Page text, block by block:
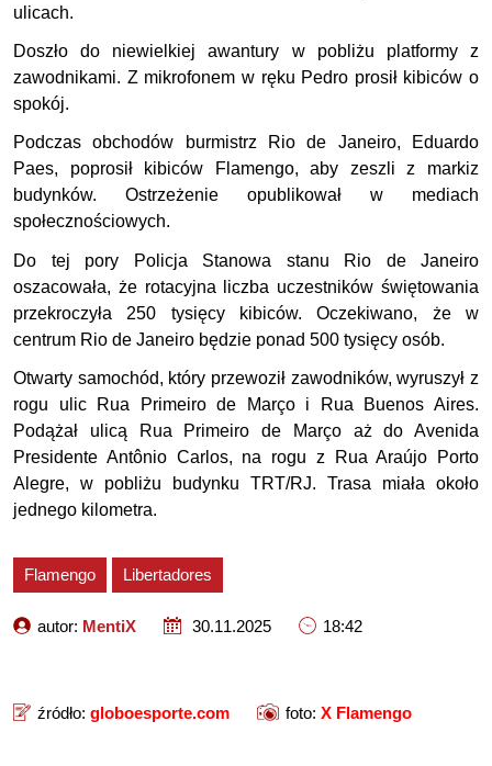
ulicach.
Doszło do niewielkiej awantury w pobliżu platformy z
zawodnikami. Z mikrofonem w ręku Pedro prosił kibiców o
spokój.
Podczas obchodów burmistrz Rio de Janeiro, Eduardo
Paes, poprosił kibiców Flamengo, aby zeszli z markiz
budynków. Ostrzeżenie opublikował w mediach
społecznościowych.
Do tej pory Policja Stanowa stanu Rio de Janeiro
oszacowała, że rotacyjna liczba uczestników świętowania
przekroczyła 250 tysięcy kibiców. Oczekiwano, że w
centrum Rio de Janeiro będzie ponad 500 tysięcy osób.
Otwarty samochód, który przewoził zawodników, wyruszył z
rogu ulic Rua Primeiro de Março i Rua Buenos Aires.
Podążał ulicą Rua Primeiro de Março aż do Avenida
Presidente Antônio Carlos, na rogu z Rua Araújo Porto
Alegre, w pobliżu budynku TRT/RJ. Trasa miała około
jednego kilometra.
Flamengo Libertadores
autor: MentiX 30.11.2025 18:42
źródło: globoesporte.com foto: X Flamengo